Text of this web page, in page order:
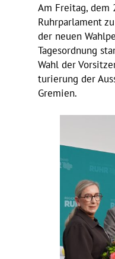
Am Freitag, dem
Ruhr­par­la­ment
der neuen
Tages­ord­nung
Wahl der
tu­rie­rung der
Gremien.